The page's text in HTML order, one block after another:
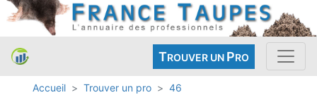
TROUVER UN PRO
Accueil Trouver un pro
46